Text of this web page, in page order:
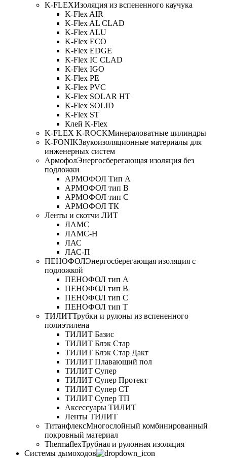
K-FLEXИзоляция из вспененного каучука
K-Flex AIR
K-Flex AL CLAD
K-Flex ALU
K-Flex ECO
K-Flex EDGE
K-Flex IC CLAD
K-Flex IGO
K-Flex PE
K-Flex PVC
K-Flex SOLAR HT
K-Flex SOLID
K-Flex ST
Клей K-Flex
K-FLEX K-ROCKМинераловатные цилиндры
K-FONIKЗвукоизоляционные материалы для
инженерных систем
АрмофолЭнергосберегающая изоляция без
подложки
АРМОФОЛ Тип А
АРМОФОЛ тип В
АРМОФОЛ тип C
АРМОФОЛ ТК
Ленты и скотчи ЛИТ
ЛАМС
ЛАМС-Н
ЛАС
ЛАС-П
ПЕНОФОЛЭнергосберегающая изоляция с
подложкой
ПЕНОФОЛ тип А
ПЕНОФОЛ тип B
ПЕНОФОЛ тип C
ПЕНОФОЛ тип T
ТИЛИТТрубки и рулоны из вспененного
полиэтилена
ТИЛИТ Базис
ТИЛИТ Блэк Стар
ТИЛИТ Блэк Стар Дакт
ТИЛИТ Плавающий пол
ТИЛИТ Супер
ТИЛИТ Супер Протект
ТИЛИТ Супер СТ
ТИЛИТ Супер ТП
Аксессуары ТИЛИТ
Ленты ТИЛИТ
ТитанфлексМногослойный комбинированный
покровный материал
ThermaflexТрубная и рулонная изоляция
Cистемы дымоходов